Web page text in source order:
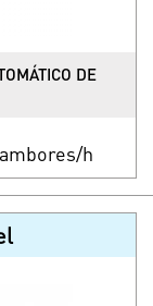
DE
h